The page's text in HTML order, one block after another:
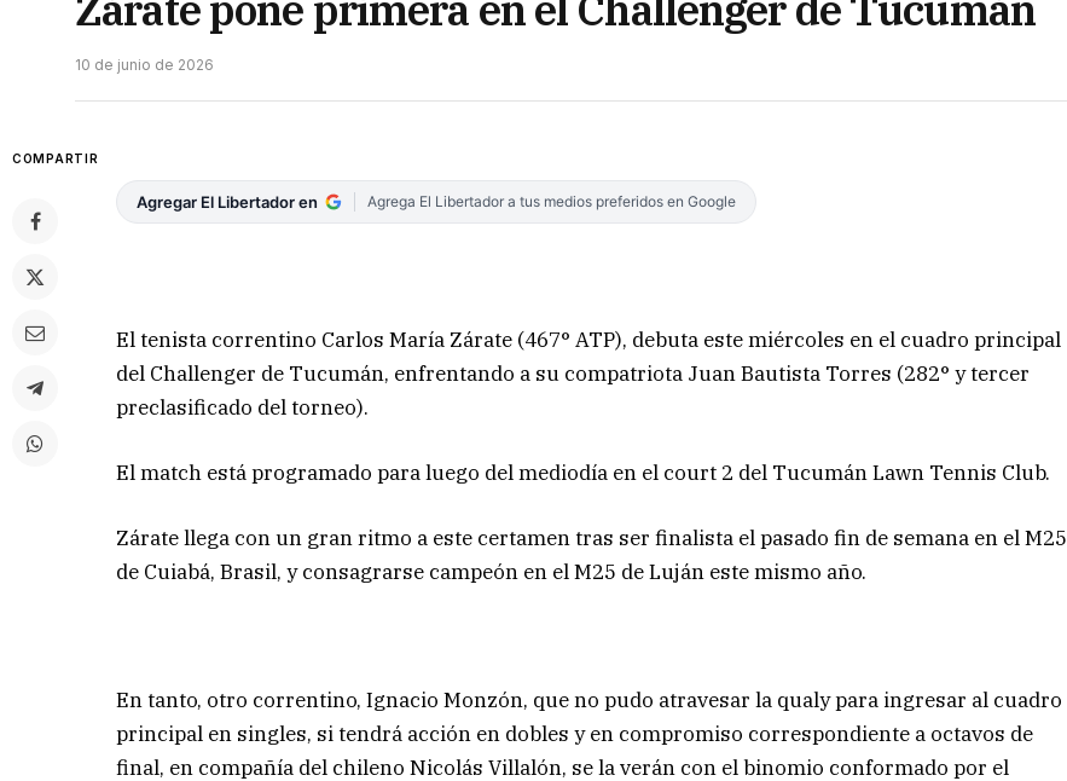
10 de junio de 2026
COMPARTIR
Agregar El Libertador en Agrega El Libertador a tus medios preferidos en Google
El tenista correntino Carlos María Zárate (467° ATP), debuta este miércoles en el cuadro principal
del Challenger de Tucumán, enfrentando a su compatriota Juan Bautista Torres (282° y tercer
preclasificado del torneo).
El match está programado para luego del mediodía en el court 2 del Tucumán Lawn Tennis Club.
Zárate llega con un gran ritmo a este certamen tras ser finalista el pasado fin de semana en el M25
de Cuiabá, Brasil, y consagrarse campeón en el M25 de Luján este mismo año.
En tanto, otro correntino, Ignacio Monzón, que no pudo atravesar la qualy para ingresar al cuadro
principal en singles, si tendrá acción en dobles y en compromiso correspondiente a octavos de
final, en compañía del chileno Nicolás Villalón, se la verán con el binomio conformado por el